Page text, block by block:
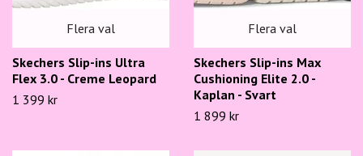
Flera val
Skechers Slip-ins Ultra
Flex 3.0 - Creme Leopard
1 399 kr
Flera val
Skechers Slip-ins Max
Cushioning Elite 2.0 -
Kaplan - Svart
1 899 kr